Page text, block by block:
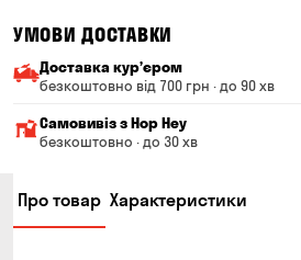
УМОВИ ДОСТАВКИ
Доставка курʼєром
безкоштовно від 700 грн · до 90 хв
Мінімальна сума всього
Вартість доставки залежить від
Від 300 до 399 грн
Самовивіз з Hop Hey
безкоштовно · до 30 хв
Час складання замовлення —
Можете без черги забрати з
Про товар Характеристики